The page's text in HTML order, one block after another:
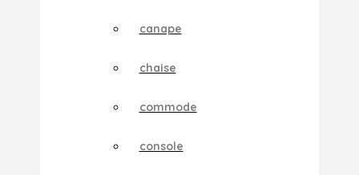
canape
chaise
commode
console